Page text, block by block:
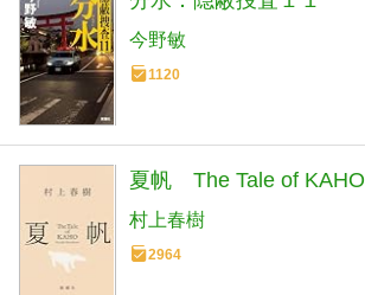
今野敏
1120
夏帆 The Tale of KAHO
村上春樹
2964